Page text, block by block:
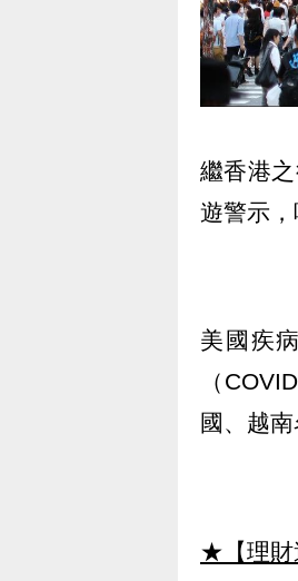
繼香港
遊警示，
美國疾
（
國、越南
★【理財